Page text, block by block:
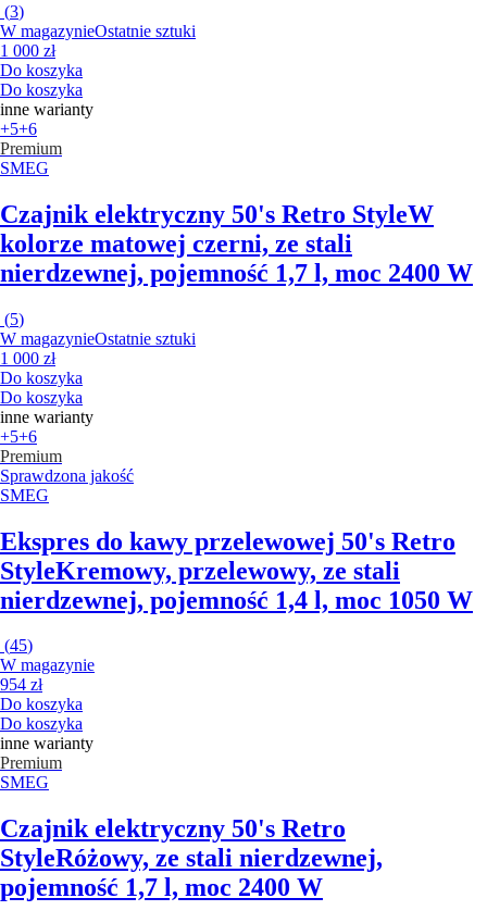
(3)
W magazynieOstatnie sztuki
1 000 zł
Do koszyka
Do koszyka
inne warianty
+5+6
Premium
SMEG
Czajnik elektryczny 50's Retro StyleW
kolorze matowej czerni, ze stali
nierdzewnej, pojemność 1,7 l, moc 2400 W
(5)
W magazynieOstatnie sztuki
1 000 zł
Do koszyka
Do koszyka
inne warianty
+5+6
Premium
Sprawdzona jakość
SMEG
Ekspres do kawy przelewowej 50's Retro
StyleKremowy, przelewowy, ze stali
nierdzewnej, pojemność 1,4 l, moc 1050 W
(45)
W magazynie
954 zł
Do koszyka
Do koszyka
inne warianty
Premium
SMEG
Czajnik elektryczny 50's Retro
StyleRóżowy, ze stali nierdzewnej,
pojemność 1,7 l, moc 2400 W